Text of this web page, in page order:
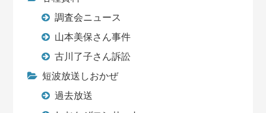
調査会ニュース
山本美保さん事件
古川了子さん訴訟
短波放送しおかぜ
過去放送